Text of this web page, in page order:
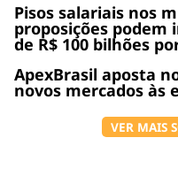
Pisos salariais nos
proposições podem
de R$ 100 bilhões
ApexBrasil aposta
novos mercados às
VER MAIS